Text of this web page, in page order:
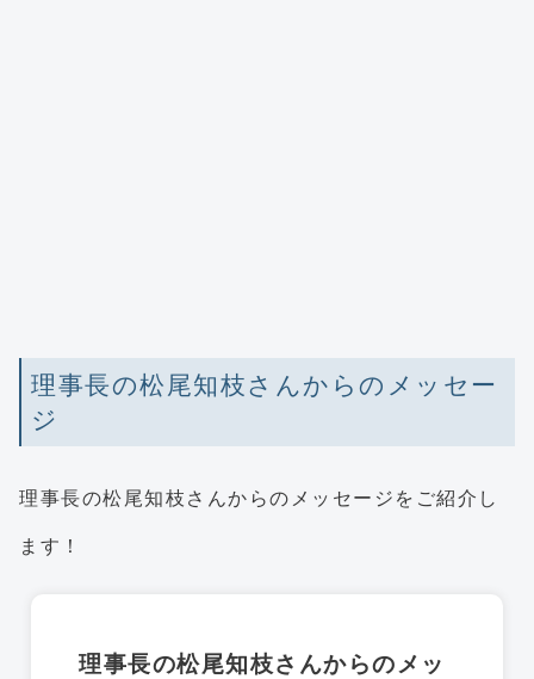
理事長の松尾知枝さんからのメッセー
ジ
理事長の松尾知枝さんからのメッセージをご紹介し
ます！
理事長の松尾知枝さんからのメッ